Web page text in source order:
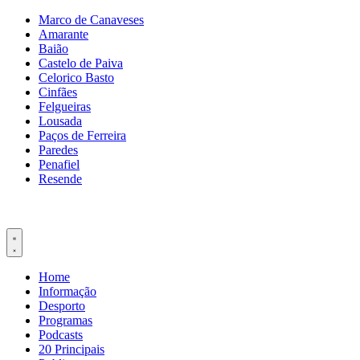
Pular
para
conteúdo
Marco de Canaveses
Amarante
Baião
Castelo de Paiva
Celorico Basto
Cinfães
Felgueiras
Lousada
Paços de Ferreira
Paredes
Penafiel
Resende
Home
Informação
Desporto
Programas
Podcasts
20 Principais